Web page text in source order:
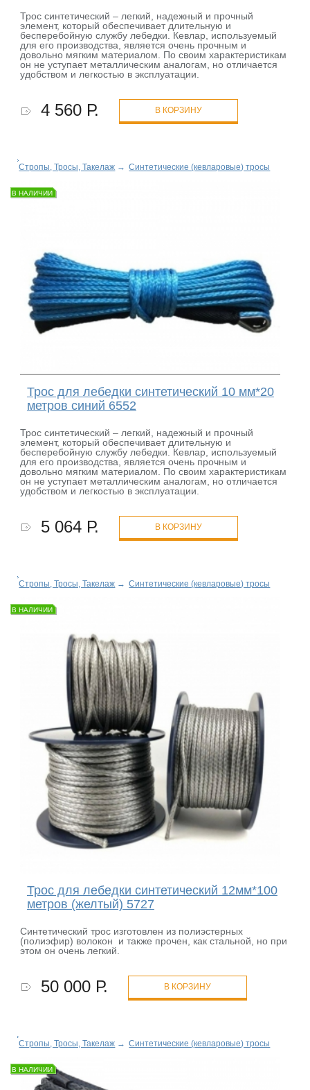
Трос синтетический – легкий, надежный и прочный
элемент, который обеспечивает длительную и
бесперебойную службу лебедки. Кевлар, используемый
для его производства, является очень прочным и
довольно мягким материалом. По своим характеристикам
он не уступает металлическим аналогам, но отличается
удобством и легкостью в эксплуатации.
4 560 Р. В КОРЗИНУ
Стропы, Тросы, Такелаж → Синтетические (кевларовые) тросы
В НАЛИЧИИ
Трос для лебедки синтетический 10 мм*20
метров синий 6552
Трос синтетический – легкий, надежный и прочный
элемент, который обеспечивает длительную и
бесперебойную службу лебедки. Кевлар, используемый
для его производства, является очень прочным и
довольно мягким материалом. По своим характеристикам
он не уступает металлическим аналогам, но отличается
удобством и легкостью в эксплуатации.
5 064 Р. В КОРЗИНУ
Стропы, Тросы, Такелаж → Синтетические (кевларовые) тросы
В НАЛИЧИИ
Трос для лебедки синтетический 12мм*100
метров (желтый) 5727
Синтетический трос изготовлен из полиэстерных
(полиэфир) волокон и также прочен, как стальной, но при
этом он очень легкий.
50 000 Р. В КОРЗИНУ
Стропы, Тросы, Такелаж → Синтетические (кевларовые) тросы
В НАЛИЧИИ